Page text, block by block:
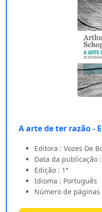
A arte de ter razão -
Editora : Vozes De
Data da publicação
Edição : 1ª
Idioma : Português
Número de páginas